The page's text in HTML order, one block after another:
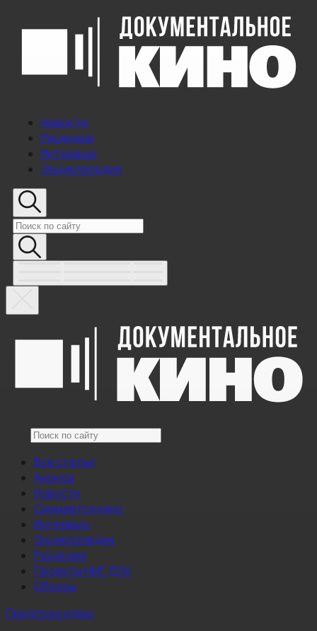
Новости
Рецензии
Интервью
Энциклопедия
Все статьи
Анонсы
Новости
Снимается кино
Интервью
Энциклопедия
Рецензии
Проекты НМГ ДОК
Обзоры
Предложи идею